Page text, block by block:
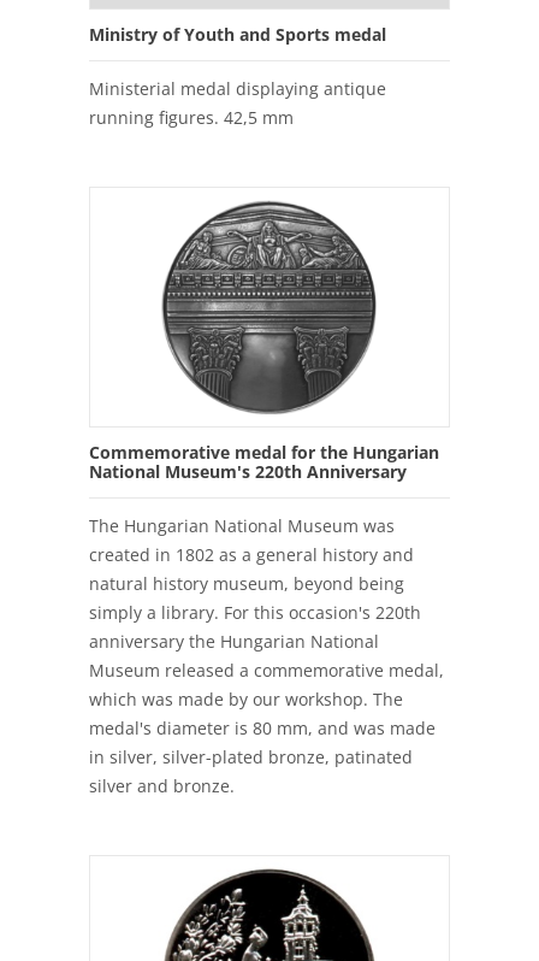
Ministry of Youth and Sports medal
Ministerial medal displaying antique
running figures. 42,5 mm
Commemorative medal for the Hungarian
National Museum's 220th Anniversary
The Hungarian National Museum was
created in 1802 as a general history and
natural history museum, beyond being
simply a library. For this occasion's 220th
anniversary the Hungarian National
Museum released a commemorative medal,
which was made by our workshop. The
medal's diameter is 80 mm, and was made
in silver, silver-plated bronze, patinated
silver and bronze.